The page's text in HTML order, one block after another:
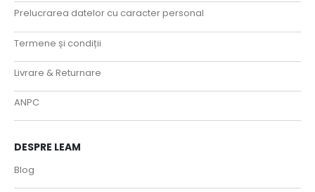
Prelucrarea datelor cu caracter personal
Termene și condiții
Livrare & Returnare
ANPC
DESPRE LEAM
Blog